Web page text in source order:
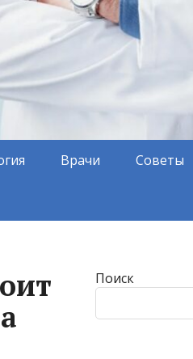
Врачи Советы
Поиск